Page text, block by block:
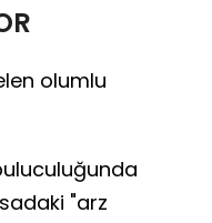
olumlu
"arz